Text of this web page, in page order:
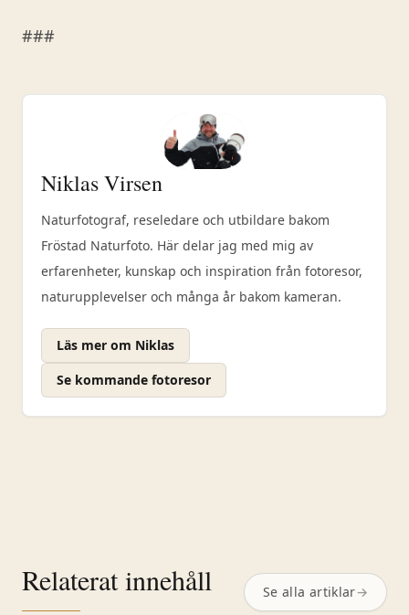
###
Niklas Virsen
Naturfotograf, reseledare och utbildare bakom
Fröstad Naturfoto. Här delar jag med mig av
erfarenheter, kunskap och inspiration från fotoresor,
naturupplevelser och många år bakom kameran.
Läs mer om Niklas
Se kommande fotoresor
Relaterat innehåll Se alla artiklar→